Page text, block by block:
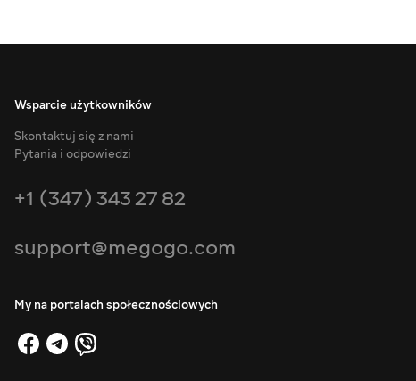
Wsparcie użytkowników
Skontaktuj się z nami
Pytania i odpowiedzi
+1 (347) 343 27 82
support@megogo.com
My na portalach społecznościowych